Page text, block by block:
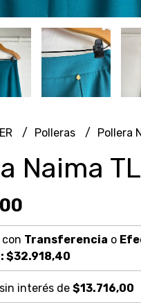
Polleras Pollera
Naima TL
con Transferencia o
$32.918,40
interés de $13.716,00